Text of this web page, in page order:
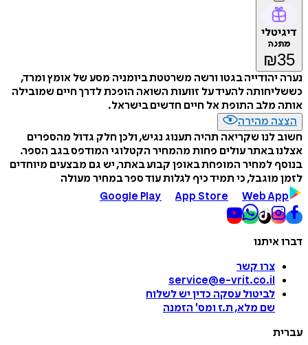
דיגיטלי
מתנה
₪35
נערה יהודייה בגטו ורשה משרטטת ביומניה מסע של אומץ ומרד,
כששליחותה להעיד על זוועות השואה הופכת לדרך חיים שמובילה
אותה מלב התופת אל חיים חדשים בישראל.
הצצה מהירה
חשוב לנו שקריאה תהיה תענוג נגיש, ולכן חלק גדול מהספרים
אצלנו באתר עולים פחות מהמחיר הקטלוגי המודפס בגב הספר.
בנוסף למחיר המופחת באופן קבוע באתר, יש גם מבצעים מיוחדים
לזמן מוגבל, כי תמיד כיף לגלות עוד ספר במחיר מעולה
Google Play
App Store Web App
דברו איתנו
צרו קשר
service@e-vrit.co.il
לביטול עסקה כדין יש לשלוח
שם מלא, ת.ז ומס' הזמנה
עברית